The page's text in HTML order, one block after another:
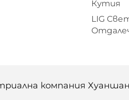
Кутия
LIG
компания